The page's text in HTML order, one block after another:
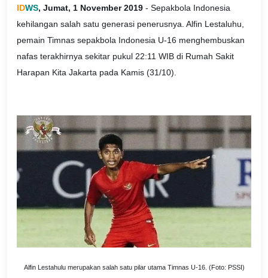
IDWS, Jumat, 1 November 2019 - Sepakbola Indonesia
kehilangan salah satu generasi penerusnya. Alfin Lestaluhu,
pemain Timnas sepakbola Indonesia U-16 menghembuskan
nafas terakhirnya sekitar pukul 22:11 WIB di Rumah Sakit
Harapan Kita Jakarta pada Kamis (31/10).
Alfin Lestahulu merupakan salah satu pilar utama Timnas U-16. (Foto: PSSI)